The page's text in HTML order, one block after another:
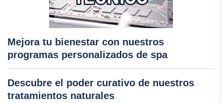
Mejora tu bienestar con nuestros
programas personalizados de spa
Descubre el poder curativo de nuestros
tratamientos naturales